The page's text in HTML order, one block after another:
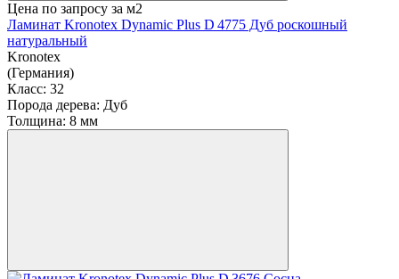
Цена по запросу за м2
Ламинат Kronotex Dynamic Plus D 4775 Дуб роскошный
натуральный
Kronotex
(Германия)
Класс: 32
Порода дерева: Дуб
Толщина: 8 мм